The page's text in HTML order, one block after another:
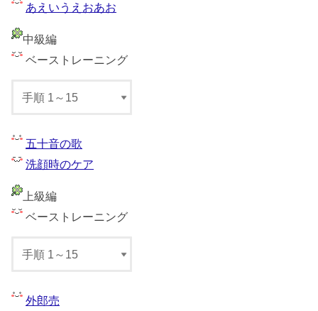
あえいうえおあお
中級編
ベーストレーニング
五十音の歌
洗顔時のケア
上級編
ベーストレーニング
外郎売